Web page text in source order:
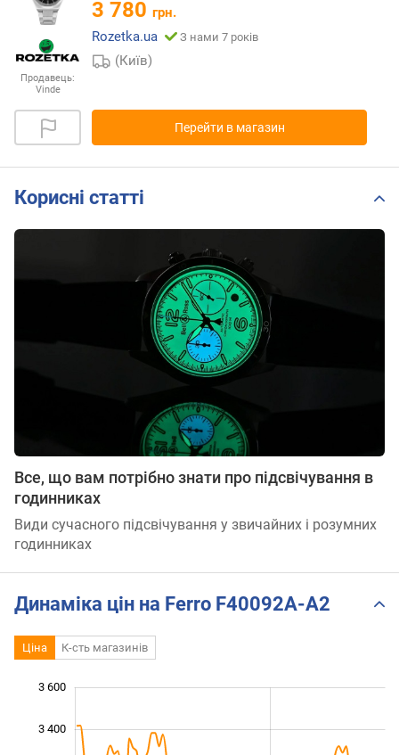
Продавець:
Vinde
3 780 грн.
Rozetka.ua
З нами 7 років
(Київ)
Перейти в магазин
Корисні статті
Все, що вам потрібно знати про підсвічування в
годинниках
Види сучасного підсвічування у звичайних і розумних
годинниках
Динаміка цін на Ferro F40092A-A2
Ціна К-сть магазинів
3 400
3 600